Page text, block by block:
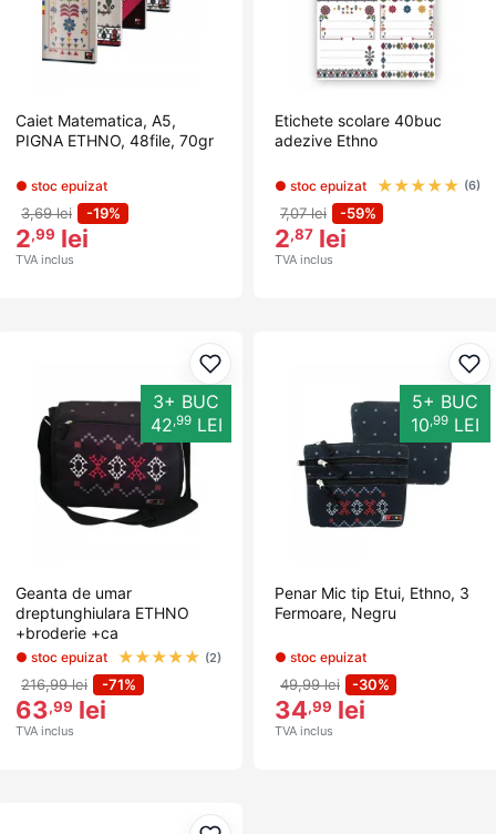
Caiet Matematica, A5,
PIGNA ETHNO, 48file, 70gr
● stoc epuizat
3,69 lei -19%
2,99 lei
TVA inclus
Etichete scolare 40buc
adezive Ethno
● stoc epuizat ★★★★★ (6)
7,07 lei -59%
2,87 lei
TVA inclus
Adaugă la favorite
3+ BUC
42,99LEI
Geanta de umar
dreptunghiulara ETHNO
+broderie +ca
● stoc epuizat ★★★★★ (2)
216,99 lei -71%
63,99 lei
TVA inclus
5+ BUC
10,99 LEI
Penar Mic tip Etui, Ethno, 3
Fermoare, Negru
● stoc epuizat
49,99 lei -30%
34,99 lei
TVA inclus